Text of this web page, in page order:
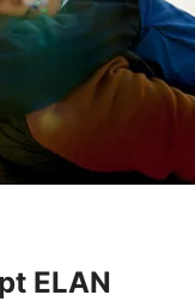
ELAN